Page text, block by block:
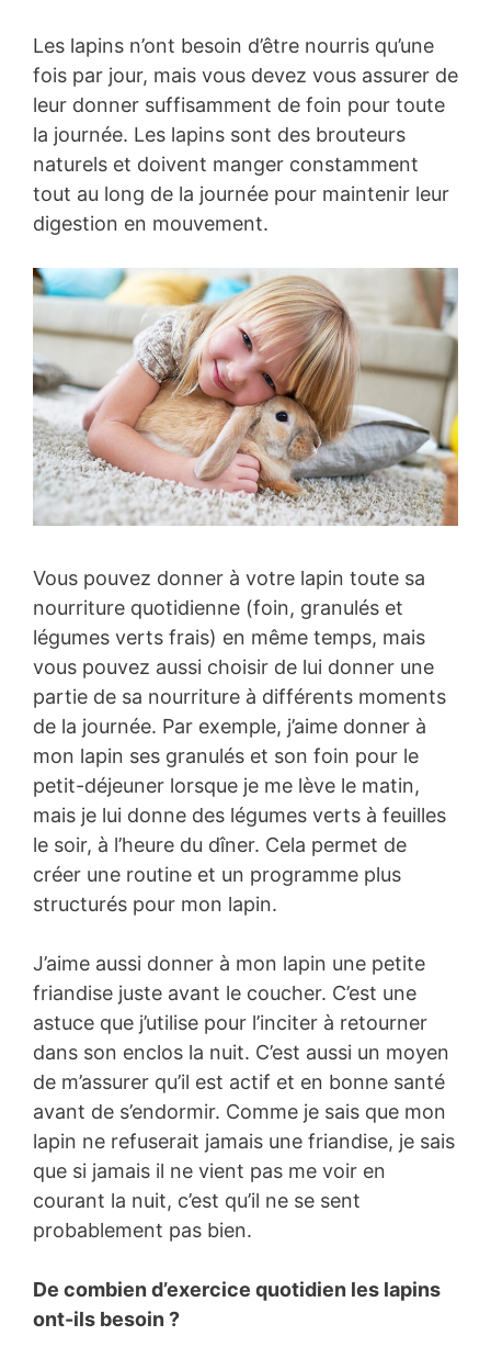
Les lapins n’ont besoin d’être nourris qu’une
fois par jour, mais vous devez vous assurer de
leur donner suffisamment de foin pour toute
la journée. Les lapins sont des brouteurs
naturels et doivent manger constamment
tout au long de la journée pour maintenir leur
digestion en mouvement.
Vous pouvez donner à votre lapin toute sa
nourriture quotidienne (foin, granulés et
légumes verts frais) en même temps, mais
vous pouvez aussi choisir de lui donner une
partie de sa nourriture à différents moments
de la journée. Par exemple, j’aime donner à
mon lapin ses granulés et son foin pour le
petit-déjeuner lorsque je me lève le matin,
mais je lui donne des légumes verts à feuilles
le soir, à l’heure du dîner. Cela permet de
créer une routine et un programme plus
structurés pour mon lapin.
J’aime aussi donner à mon lapin une petite
friandise juste avant le coucher. C’est une
astuce que j’utilise pour l’inciter à retourner
dans son enclos la nuit. C’est aussi un moyen
de m’assurer qu’il est actif et en bonne santé
avant de s’endormir. Comme je sais que mon
lapin ne refuserait jamais une friandise, je sais
que si jamais il ne vient pas me voir en
courant la nuit, c’est qu’il ne se sent
probablement pas bien.
De combien d’exercice quotidien les lapins
ont-ils besoin ?